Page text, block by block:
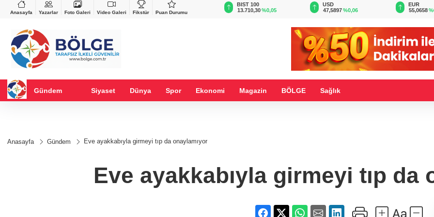
Anasayfa Yazarlar Foto Galeri Video Galeri Fikstür Puan Durumu
%0,37
VND
0,0018
%0,26
GAU/TRY
6.522,26%0,40
BIST 100
13.710,30%0,05
USD
47,5897%0,06
EUR
55,0658
Gündem Siyaset Dünya Spor Ekonomi Magazin BÖLGE Sağlık
Anasayfa Gündem Eve ayakkabıyla girmeyi tıp da onaylamıyor
Eve ayakkabıyla girmeyi tıp da